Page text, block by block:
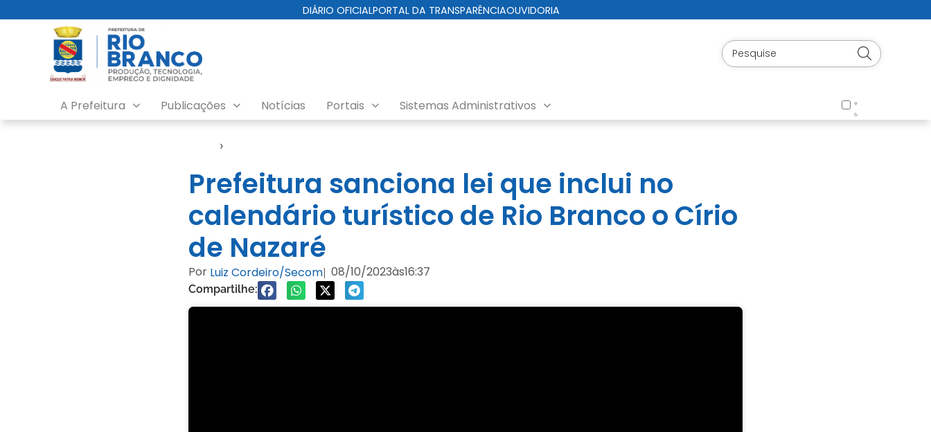
DIÁRIO OFICIALPORTAL DA TRANSPARÊNCIAOUVIDORIA
A Prefeitura Publicações Notícias Portais Sistemas Administrativos
›
Prefeitura sanciona lei que inclui no
calendário turístico de Rio Branco o Círio
de Nazaré
Por Luiz Cordeiro/Secom| 08/10/2023às16:37
Compartilhe: